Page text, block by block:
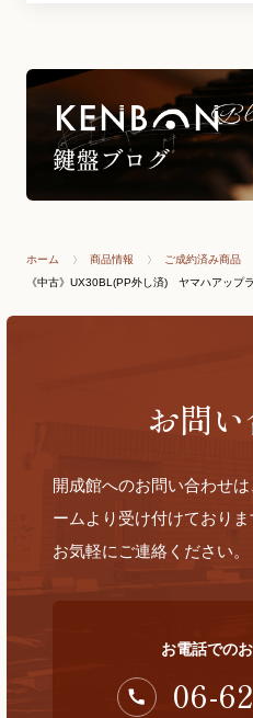
ホーム 商品情報
ご成約済み商品
《中古》UX30BL(PP外し済) ヤマハアップ
お問
開成館へのお問い合わせ
ームより受け付けておりま
お気軽にご連絡ください。
お電話での
06-